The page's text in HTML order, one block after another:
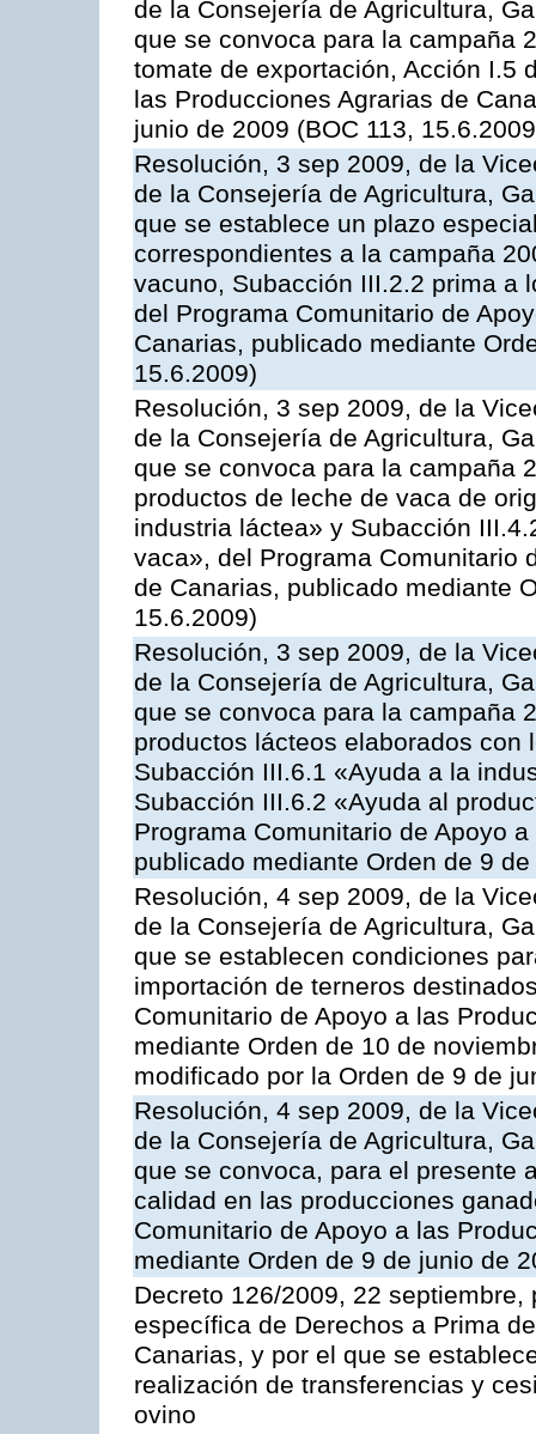
de la Consejería de Agricultura,
que se convoca para la campaña
tomate de exportación, Acción I.5
las Producciones Agrarias de
junio de 2009 (BOC 113,
Resolución, 3 sep 2009, de la
de la Consejería de Agricultura,
que se establece un plazo
correspondientes a la campaña
vacuno, Subacción III.2.2 prima a
del Programa Comunitario de
Canarias, publicado mediante
15.6.2009)
Resolución, 3 sep 2009, de la
de la Consejería de Agricultura,
que se convoca para la campaña
productos de leche de vaca de
industria láctea» y Subacción
vaca», del Programa Comunitario
de Canarias, publicado mediante
15.6.2009)
Resolución, 3 sep 2009, de la
de la Consejería de Agricultura,
que se convoca para la campaña
productos lácteos elaborados
Subacción III.6.1 «Ayuda a la
Subacción III.6.2 «Ayuda al
Programa Comunitario de Apoyo
publicado mediante Orden de 9
Resolución, 4 sep 2009, de la
de la Consejería de Agricultura,
que se establecen condiciones
importación de terneros
Comunitario de Apoyo a las
mediante Orden de 10 de
modificado por la Orden de 9 de
Resolución, 4 sep 2009, de la
de la Consejería de Agricultura,
que se convoca, para el presente
calidad en las producciones
Comunitario de Apoyo a las
mediante Orden de 9 de junio de
Decreto 126/2009, 22
específica de Derechos a Prima
Canarias, y por el que se
realización de transferencias y
ovino